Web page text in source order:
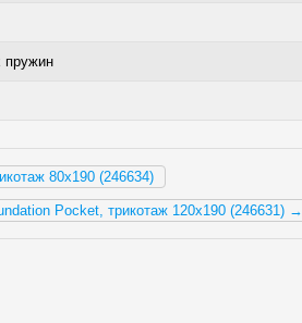
пружин
80x190 (246634)
Pocket, трикотаж 120x190 (246631) →